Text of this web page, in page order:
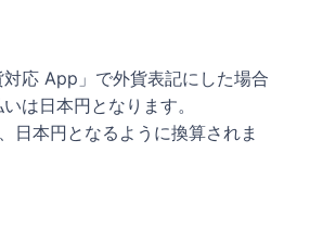
応 App」で外貨表記にした場合
は日本円となります。
日本円となるように換算されま